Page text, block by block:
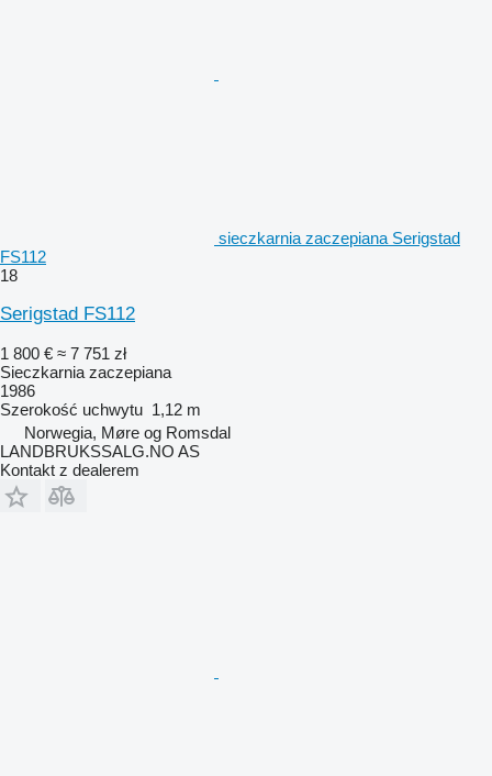
sieczkarnia zaczepiana Serigstad
FS112
18
Serigstad FS112
1 800 € ≈ 7 751 zł
Sieczkarnia zaczepiana
1986
Szerokość uchwytu 1,12 m
Norwegia, Møre og Romsdal
LANDBRUKSSALG.NO AS
Kontakt z dealerem